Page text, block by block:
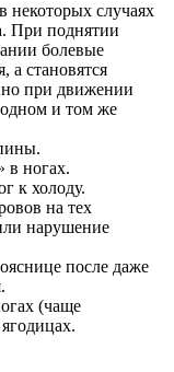
некоторых случаях
При поднятии
болевые
а становятся
при движении
одном и том же
в ногах.
к холоду.
на тех
нарушение
после даже
(чаще